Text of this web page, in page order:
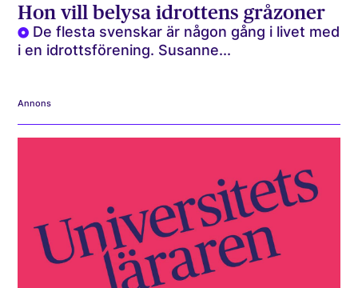
Hon vill belysa idrottens gråzoner
De flesta svenskar är någon gång i livet med
i en idrottsförening. Susanne...
Annons